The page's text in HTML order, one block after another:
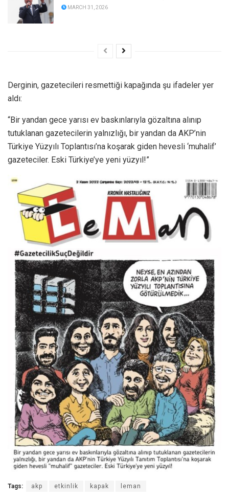
MARCH 31, 2026
Derginin, gazetecileri resmettiği kapağında şu ifadeler yer
aldı:
“Bir yandan gece yarısı ev baskınlarıyla gözaltına alınıp
tutuklanan gazetecilerin yalnızlığı, bir yandan da AKP’nin
Türkiye Yüzyılı Toplantısı’na koşarak giden hevesli ‘muhalif’
gazeteciler. Eski Türkiye’ye yeni yüzyıl!”
Tags: akp etkinlik kapak leman